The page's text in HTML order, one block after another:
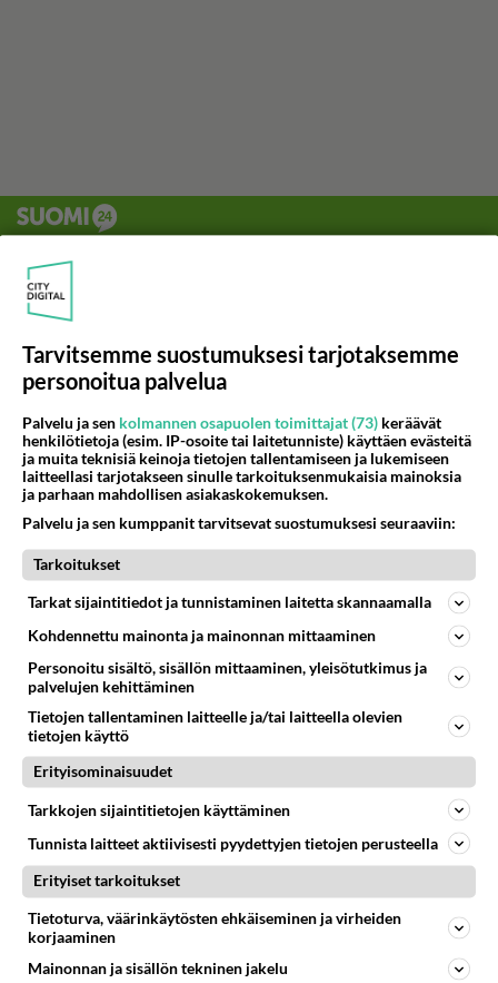
LUETUIMMAT
Muistatko? Kädestä suuhun
rahasalkun Henry-
miljonääriltä
Tiesitkö? Martina Aitolehden
isäpuoli on tämä suosittu
Luetuimmat: Aarne Pelkonen
ja Noora Louhimo vihdoinkin
yhdessä - Tätä moni jo odotti
Danny, 83, teki yllättävän
Tarvitsemme suostumuksesi tarjotaksemme
personoitua palvelua
Palvelu ja sen kolmannen osapuolen toimittajat (73) keräävät
henkilötietoja (esim. IP-osoite tai laitetunniste) käyttäen evästeitä
ja muita teknisiä keinoja tietojen tallentamiseen ja lukemiseen
laitteellasi tarjotakseen sinulle tarkoituksenmukaisia mainoksia
ja parhaan mahdollisen asiakaskokemuksen.
Palvelu ja sen kumppanit tarvitsevat suostumuksesi seuraaviin:
Tarkoitukset
Tarkat sijaintitiedot ja tunnistaminen laitetta skannaamalla
Kohdennettu mainonta ja mainonnan mittaaminen
Personoitu sisältö, sisällön mittaaminen, yleisötutkimus ja
palvelujen kehittäminen
Tietojen tallentaminen laitteelle ja/tai laitteella olevien
tietojen käyttö
Erityisominaisuudet
Tarkkojen sijaintitietojen käyttäminen
Tunnista laitteet aktiivisesti pyydettyjen tietojen perusteella
Erityiset tarkoitukset
Tietoturva, väärinkäytösten ehkäiseminen ja virheiden
korjaaminen
Mainonnan ja sisällön tekninen jakelu